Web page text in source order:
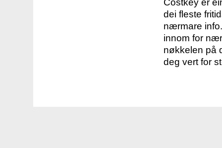
Costkey er
dei fleste
nærmare
innom for
nøkkelen på
deg vert for